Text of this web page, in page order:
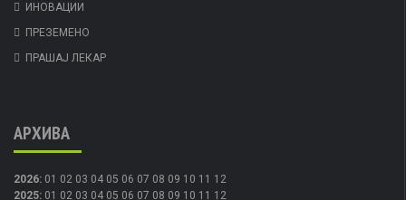
ИНОВАЦИИ
ПРЕЗЕМЕНО
ПРАШАЈ ЛЕКАР
АРХИВА
2026: 01 02 03 04 05 06 07 08 09 10 11 12
2025: 01 02 03 04 05 06 07 08 09 10 11 12